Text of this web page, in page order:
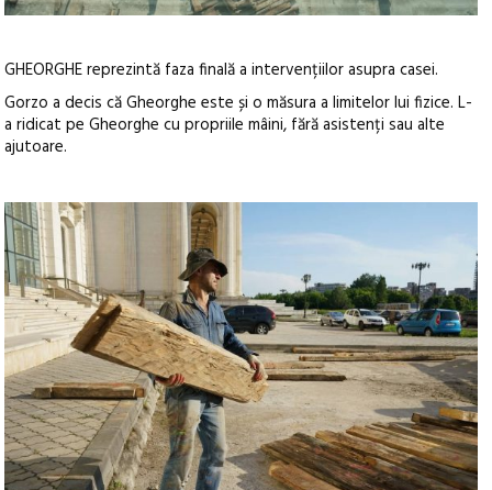
GHEORGHE reprezintă faza finală a intervențiilor asupra casei.
Gorzo a decis că Gheorghe este și o măsura a limitelor lui fizice. L-
a ridicat pe Gheorghe cu propriile mâini, fără asistenți sau alte
ajutoare.